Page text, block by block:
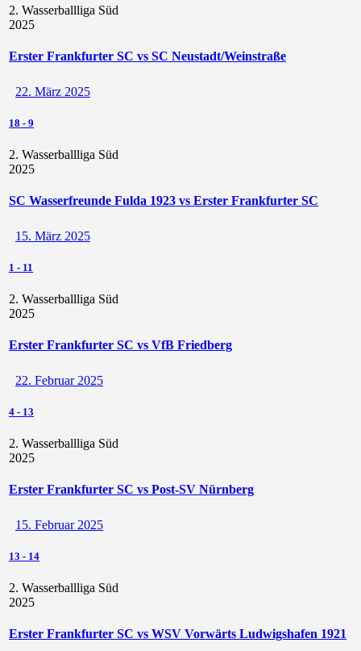
2. Wasserballliga Süd
2025
Erster Frankfurter SC vs SC Neustadt/Weinstraße
22. März 2025
18 - 9
2. Wasserballliga Süd
2025
SC Wasserfreunde Fulda 1923 vs Erster Frankfurter SC
15. März 2025
1 - 11
2. Wasserballliga Süd
2025
Erster Frankfurter SC vs VfB Friedberg
22. Februar 2025
4 - 13
2. Wasserballliga Süd
2025
Erster Frankfurter SC vs Post-SV Nürnberg
15. Februar 2025
13 - 14
2. Wasserballliga Süd
2025
Erster Frankfurter SC vs WSV Vorwärts Ludwigshafen 1921